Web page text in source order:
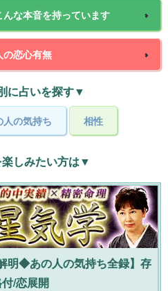
な本音を持っています
の恋心有無
に占いを探す▼
人の気持ち 相性
しみたい方は▼
明◆あの人の気持ち全録】存
/恋展開